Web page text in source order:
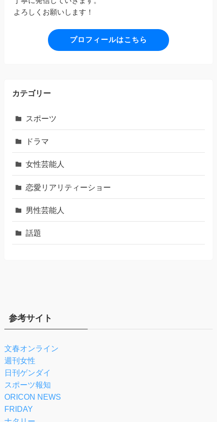
よろしくお願いします！
プロフィールはこちら
カテゴリー
スポーツ
ドラマ
女性芸能人
恋愛リアリティーショー
男性芸能人
話題
参考サイト
文春オンライン
週刊女性
日刊ゲンダイ
スポーツ報知
ORICON NEWS
FRIDAY